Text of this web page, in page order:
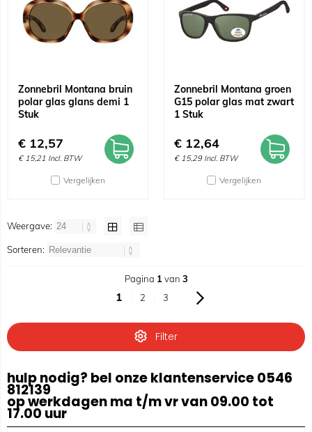
Zonnebril Montana bruin
polar glas glans demi 1
Stuk
€ 12,57
€ 15,21 Incl. BTW
Vergelijken
Zonnebril Montana groen
G15 polar glas mat zwart
1 Stuk
€ 12,64
€ 15,29 Incl. BTW
Vergelijken
Weergave:
Sorteren:
Pagina 1 van 3
1 2 3
Filter
hulp nodig? bel onze klantenservice 0546
812139
op werkdagen ma t/m vr van 09.00 tot
17.00 uur